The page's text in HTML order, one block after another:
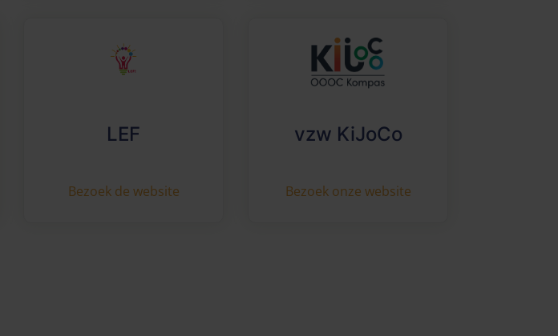
LEF
Bezoek de website
vzw KiJoCo
Bezoek onze website